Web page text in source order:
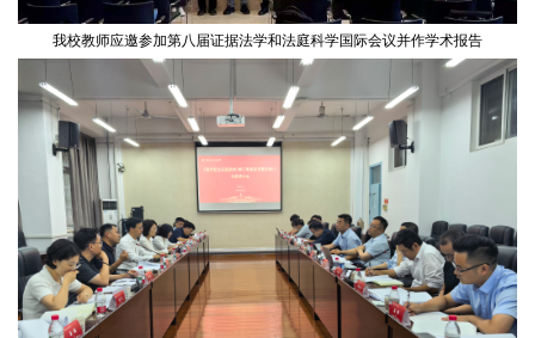
我校教师应邀参加第八届证据法学和法庭科学国际会议并作学术报告